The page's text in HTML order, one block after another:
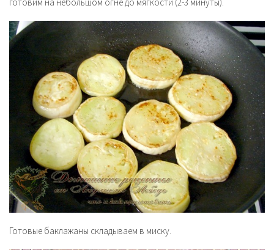
готовим на небольшом огне до мягкости (2-3 минуты).
Готовые баклажаны складываем в миску.